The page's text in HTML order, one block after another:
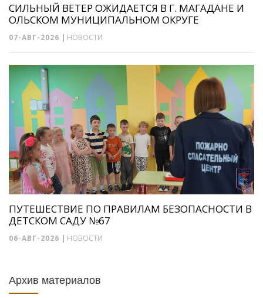
СИЛЬНЫЙ ВЕТЕР ОЖИДАЕТСЯ В Г. МАГАДАНЕ И
ОЛЬСКОМ МУНИЦИПАЛЬНОМ ОКРУГЕ
07-АВГ-2026 | НОВОСТИ
ПУТЕШЕСТВИЕ ПО ПРАВИЛАМ БЕЗОПАСНОСТИ В
ДЕТСКОМ САДУ №67
06-АВГ-2026 | НОВОСТИ
Архив материалов